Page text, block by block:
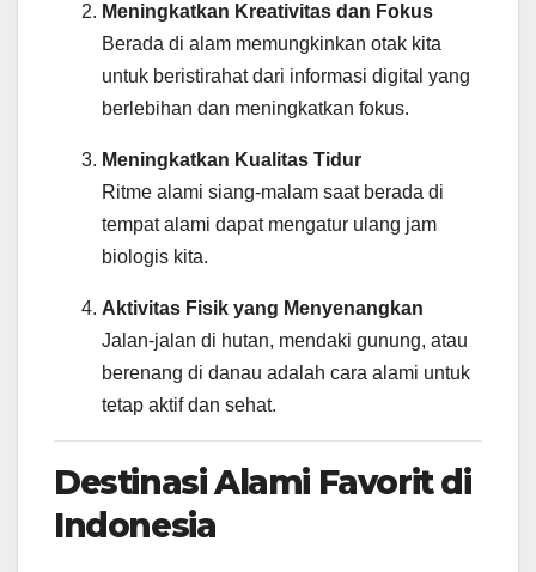
Meningkatkan Kreativitas dan Fokus
Berada di alam memungkinkan otak kita
untuk beristirahat dari informasi digital yang
berlebihan dan meningkatkan fokus.
Meningkatkan Kualitas Tidur
Ritme alami siang-malam saat berada di
tempat alami dapat mengatur ulang jam
biologis kita.
Aktivitas Fisik yang Menyenangkan
Jalan-jalan di hutan, mendaki gunung, atau
berenang di danau adalah cara alami untuk
tetap aktif dan sehat.
Destinasi Alami Favorit di
Indonesia